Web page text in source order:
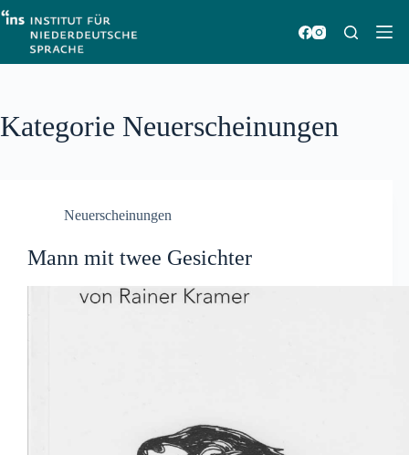
Zum
Inhalt
springen
Kategorie Neuerscheinungen
Neuerscheinungen
Mann mit twee Gesichter